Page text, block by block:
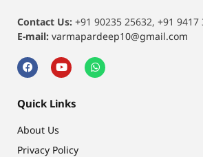
Contact Us: +91 90235 25632, +91 9417
E-mail: varmapardeep10@gmail.com
Quick Links
About Us
Privacy Policy